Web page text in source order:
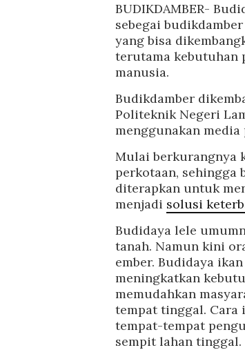
BUDIKDAMBER-
sebegai
yang bisa
terutama kebutuhan
manusia.
Budikdamber
Politeknik Negeri
menggunakan
Mulai berkurangnya
perkotaan, sehingga
diterapkan untuk
menjadi solusi
Budidaya lele
tanah. Namun kini
ember. Budidaya
meningkatkan
memudahkan
tempat tinggal. Cara
tempat-tempat
sempit lahan tinggal.